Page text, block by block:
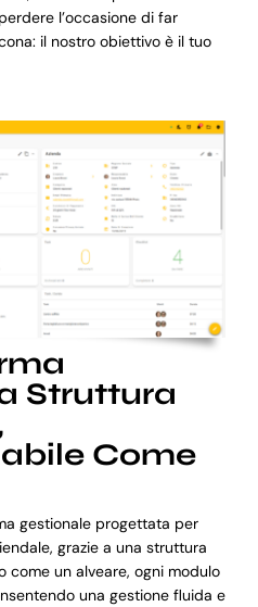
l’occasione di far
il nostro obiettivo è il tuo
Struttura
Come
gestionale progettata per
grazie a una struttura
come un alveare, ogni modulo
una gestione fluida e